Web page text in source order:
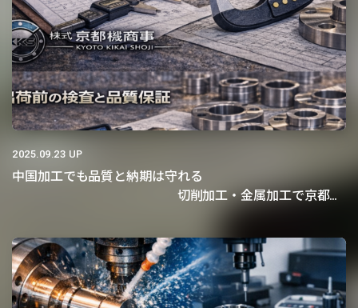
2025.09.23 UP
中国加工でも品質と納期は守れる
切削加工・金属加工で京都機
械商事が調達担当者に選ばれ続ける理由